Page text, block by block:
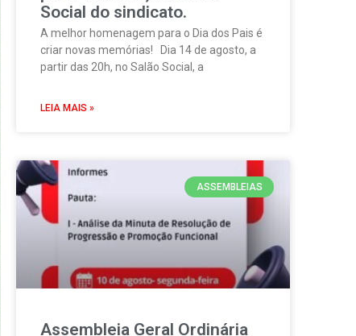
Social do sindicato.
A melhor homenagem para o Dia dos Pais é
criar novas memórias! Dia 14 de agosto, a
partir das 20h, no Salão Social, a
LEIA MAIS »
ASSEMBLEIAS
Assembleia Geral Ordinária